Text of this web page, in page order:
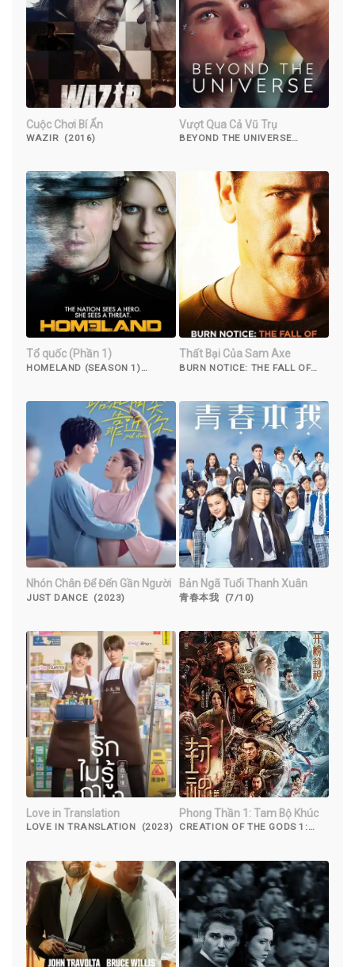
Cuộc Chơi Bí Ẩn
WAZIR (2016)
Vượt Qua Cả Vũ Trụ
BEYOND THE UNIVERSE
Tổ quốc (Phần 1)
HOMELAND (SEASON 1)
Thất Bại Của Sam Axe
BURN NOTICE: THE FALL OF
Nhón Chân Để Đến Gần Người
JUST DANCE (2023)
Bản Ngã Tuổi Thanh Xuân
青春本我 (7/10)
Love in Translation
LOVE IN TRANSLATION (2023)
Phong Thần 1: Tam Bộ Khúc
CREATION OF THE GODS 1: